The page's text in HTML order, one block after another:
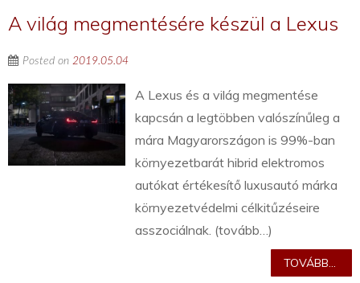
A világ megmentésére készül a Lexus
Posted on 2019.05.04
A Lexus és a világ megmentése
kapcsán a legtöbben valószínűleg a
mára Magyarországon is 99%-ban
környezetbarát hibrid elektromos
autókat értékesítő luxusautó márka
környezetvédelmi célkitűzéseire
asszociálnak. (tovább…)
TOVÁBB...